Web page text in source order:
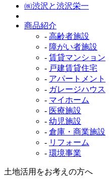
㈱渋沢と渋沢栄一
商品紹介
- 高齢者施設
- 障がい者施設
- 賃貸マンション
- 戸建賃貸住宅
- アパートメント
- ガレージハウス
- マイホーム
- 医療施設
- 幼児施設
- 倉庫・商業施設
- リフォーム
- 環境事業
土地活用をお考えの方へ